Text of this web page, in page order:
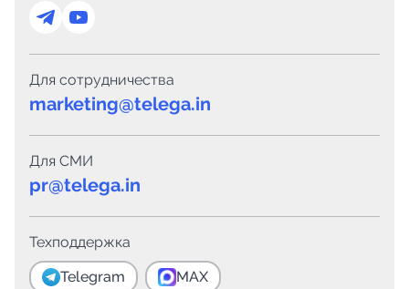
Для сотрудничества
marketing@telega.in
Для СМИ
pr@telega.in
Техподдержка
Telegram
MAX